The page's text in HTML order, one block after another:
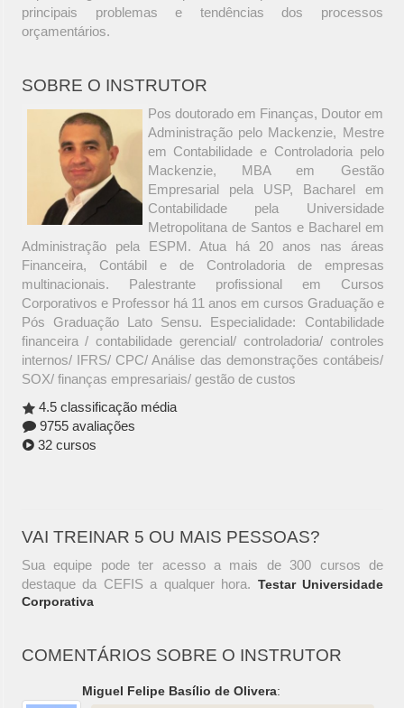
principais problemas e tendências dos processos
orçamentários.
SOBRE O INSTRUTOR
Pos doutorado em Finanças, Doutor em
Administração pelo Mackenzie, Mestre
em Contabilidade e Controladoria pelo
Mackenzie, MBA em Gestão
Empresarial pela USP, Bacharel em
Contabilidade pela Universidade
Metropolitana de Santos e Bacharel em
Administração pela ESPM. Atua há 20 anos nas áreas
Financeira, Contábil e de Controladoria de empresas
multinacionais. Palestrante profissional em Cursos
Corporativos e Professor há 11 anos em cursos Graduação e
Pós Graduação Lato Sensu. Especialidade: Contabilidade
financeira / contabilidade gerencial/ controladoria/ controles
internos/ IFRS/ CPC/ Análise das demonstrações contábeis/
SOX/ finanças empresariais/ gestão de custos
4.5 classificação média
9755 avaliações
32 cursos
VAI TREINAR 5 OU MAIS PESSOAS?
Sua equipe pode ter acesso a mais de 300 cursos de
destaque da CEFIS a qualquer hora. Testar Universidade
Corporativa
COMENTÁRIOS SOBRE O INSTRUTOR
Miguel Felipe Basílio de Olivera: